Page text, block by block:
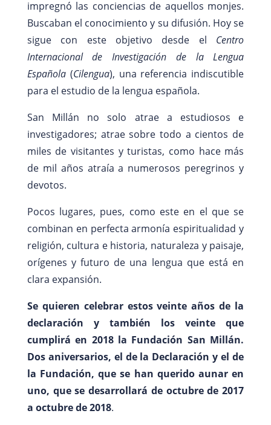
impregnó las conciencias de aquellos monjes.
Buscaban el conocimiento y su difusión. Hoy se
sigue con este objetivo desde el Centro
Internacional de Investigación de la Lengua
Española(Cilengua), una referencia indiscutible
para el estudio de la lengua española.
San Millán no solo atrae a estudiosos e
investigadores; atrae sobre todo a cientos de
miles de visitantes y turistas, como hace más
de mil años atraía a numerosos peregrinos y
devotos.
Pocos lugares, pues, como este en el que se
combinan en perfecta armonía espiritualidad y
religión, cultura e historia, naturaleza y paisaje,
orígenes y futuro de una lengua que está en
clara expansión.
Se quieren celebrar estos veinte años de la
declaración y también los veinte que
cumplirá en 2018 la Fundación San Millán.
Dos aniversarios, el de la Declaración y el de
la Fundación, que se han querido aunar en
uno, que se desarrollará de octubre de 2017
a octubre de 2018.